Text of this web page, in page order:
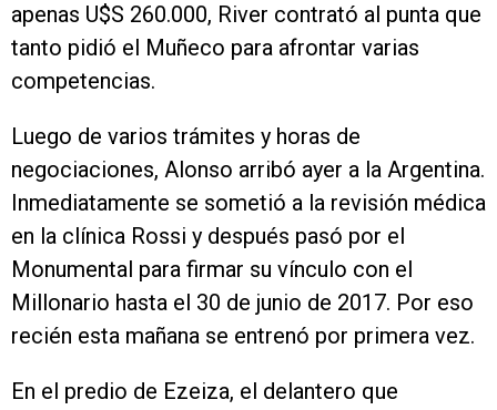
apenas U$S 260.000, River contrató al punta que
tanto pidió el Muñeco para afrontar varias
competencias.
Luego de varios trámites y horas de
negociaciones, Alonso arribó ayer a la Argentina.
Inmediatamente se sometió a la revisión médica
en la clínica Rossi y después pasó por el
Monumental para firmar su vínculo con el
Millonario hasta el 30 de junio de 2017. Por eso
recién esta mañana se entrenó por primera vez.
En el predio de Ezeiza, el delantero que